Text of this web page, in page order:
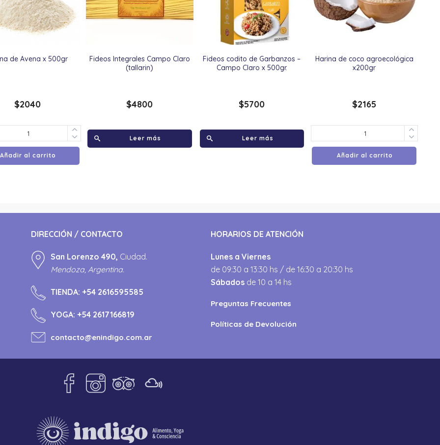
de Avena x 500gr
$2040
Añadir al carrito
Fideos Integrales Campo Claro
(tallarin)
$4800
Leer más
Fideos codito de Garbanzos –
Campo Claro x 500gr.
$5700
Leer más
Harina de coco agroecológica
x200gr
$2165
Añadir al carrito
DIRECCIÓN / CONTACTO
San Lorenzo 490, Ciudad.
Mendoza, Argentina.
TIENDA: +54 2616595585
YOGA: +54 2617166819
contacto@enindigo.com.ar
HORARIOS DE ATENCIÓN
Lunes a Viernes
de 09:30 a 13:30 hs / de 16:30 a 20:30 hs
Sábados de 10 a 14 hs
Preguntas Frecuentes
Políticas de Devolución